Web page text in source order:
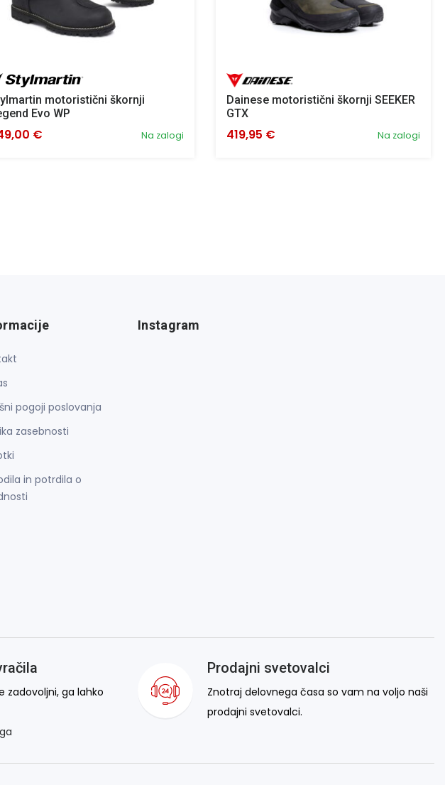
motoristični škornji
Evo WP
Na zalogi
€
Dainese motoristični škornji SEEKER
GTX
Na zalogi
419,95 €
pogoji poslovanja
zasebnosti
in potrdila o
Instagram
zadovoljni, ga lahko
Prodajni svetovalci
Znotraj delovnega časa so vam na voljo naši
prodajni svetovalci.